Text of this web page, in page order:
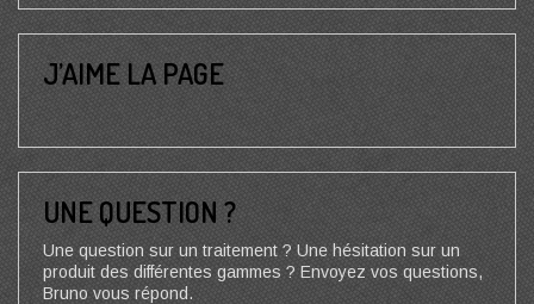
J’AIME LA PAGE
UNE QUESTION ?
Une question sur un traitement ? Une hésitation sur un
produit des différentes gammes ? Envoyez vos questions,
Bruno vous répond.